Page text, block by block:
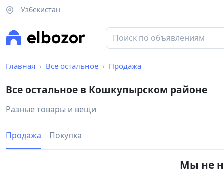
Узбекистан
Главная Все остальное Продажа
Все остальное в Кошкупырском районе
Разные товары и вещи
Продажа Покупка
Мы не